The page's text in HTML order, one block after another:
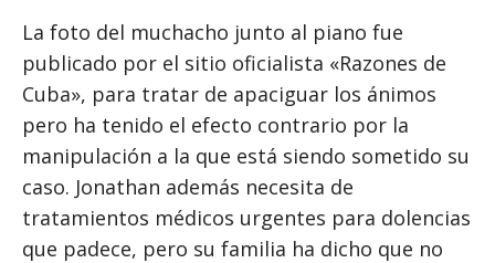
La foto del muchacho junto al piano fue
publicado por el sitio oficialista «Razones de
Cuba», para tratar de apaciguar los ánimos
pero ha tenido el efecto contrario por la
manipulación a la que está siendo sometido su
caso. Jonathan además necesita de
tratamientos médicos urgentes para dolencias
que padece, pero su familia ha dicho que no